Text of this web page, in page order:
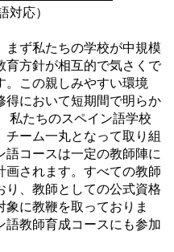
応）
ず私たちの学校が中規模
方針が相互的で気さくで
。この親しみやすい環境
において短期間で明らか
私たちのスペイン語学校
ーム一丸となって取り組
コースは一定の教師陣に
されます。すべての教師
、教師としての公式資格
に教鞭を取っておりま
教師育成コースにも参加